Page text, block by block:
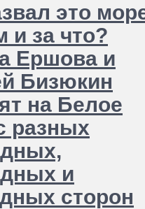
это
и за что?
Ершова и
Бизюкин
на Белое
разных
и
сторон